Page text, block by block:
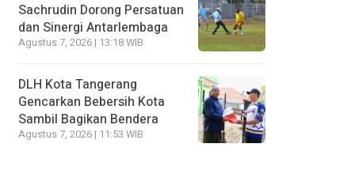
Sachrudin Dorong Persatuan
dan Sinergi Antarlembaga
Agustus 7, 2026 | 13:18 WIB
DLH Kota Tangerang
Gencarkan Bebersih Kota
Sambil Bagikan Bendera
Agustus 7, 2026 | 11:53 WIB